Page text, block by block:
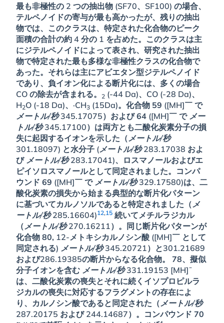
最も非極性の 2 つの抽出物 (SF70、SF100) の場合、
テルペノイドの寄与が最も高かったが、残りの抽出
物では、このクラスは、特定された化合物のピーク
面積の合計の約 4 分の 1 を占めた。このクラスは主
にジテルペノイドによって表され、研究された抽出
物で特定された最も多様な非極性クラスの化合物で
あった。それらは主にアビエタン型ジテルペノイド
であり、負イオン化による断片化には、多くの場合
CO の除去が含まれる。2 (-44 Da)、CO (-28 Da)、
H2O (-18 Da)、·CH3 (15Da)。化合物 59 ([MH]￣ で
メートル/秒345.17075）および64 ([MH]￣ で メー
トル/秒345.17100）は両方とも二酸化炭素分子の損
失に起因するイオンを示した（ メートル/秒
301.18097) と水分子 (メートル/秒283.17038 およ
び メートル/秒283.17041)、ロスマノールおよびエ
ピイソロスマノールとして同定されました。コンパ
ウンド69 ([MH]￣ で メートル/秒329.17580)は、二
酸化炭素の損失から始まる典型的な断片化パターン
に基づいてカルノソルであると特定されました（ メ
ートル/秒285.16604)12,15 続いてメチルラジカル
（ メートル/秒270.16211）。同じ断片化パターンが
化合物80, 12-メトキシカルノシン酸 ([MH]￣ として
同定される) メートル/秒345.20721）と301.21689
および286.19385の断片からなる化合物。78、擬似
分子イオンを含む メートル/秒331.19153 [MH]¯
は、二酸化炭素の喪失とそれに続くイソプロピルラ
ジカルの喪失に対応するフラグメントの存在によ
り、カルノシン酸であると同定された（ メートル/秒
287.20175 および 244.14687）。コンパウンド70